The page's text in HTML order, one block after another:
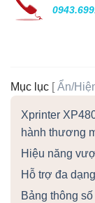
Mục lục [Ẩn/
Xprinter
hành thương
Hiệu năng
Hỗ trợ đa
Bảng thông